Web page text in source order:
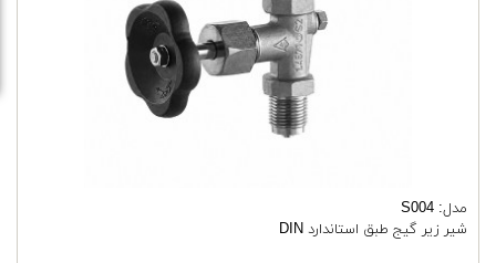
مدل: S004
شیر زیر گیج طبق استاندارد DIN